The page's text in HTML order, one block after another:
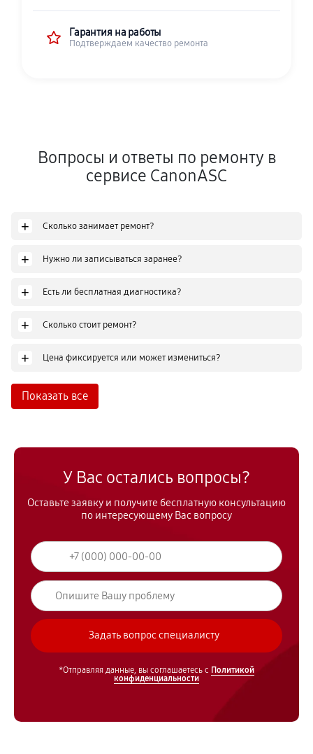
Гарантия на работы
Подтверждаем качество ремонта
Вопросы и ответы по ремонту в
сервисе CanonASC
+ Сколько занимает ремонт?
+ Нужно ли записываться заранее?
+ Есть ли бесплатная диагностика?
+ Сколько стоит ремонт?
+ Цена фиксируется или может измениться?
Показать все
У Вас остались вопросы?
Оставьте заявку и получите бесплатную консультацию
по интересующему Вас вопросу
*Отправляя данные, вы соглашаетесь с Политикой
конфиденциальности